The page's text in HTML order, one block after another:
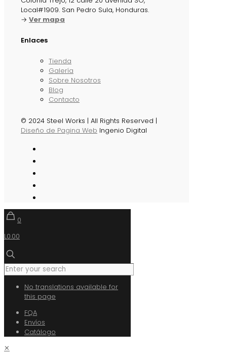
Local#1909. San Pedro Sula, Honduras.
→ Ver mapa
Enlaces
Tienda
Galería
Sobre Nosotros
Blog
Contacto
© 2024 Steel Works | All Rights Reserved |
Diseño de Pagina Web Ingenio Digital
0
L0.00
No translations available for
this page
FQA
Envíos
Catálogo
✕